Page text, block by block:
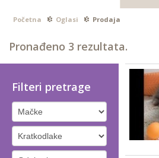
Početna Oglasi Prodaja
Pronađeno 3 rezultata.
Filteri pretrage